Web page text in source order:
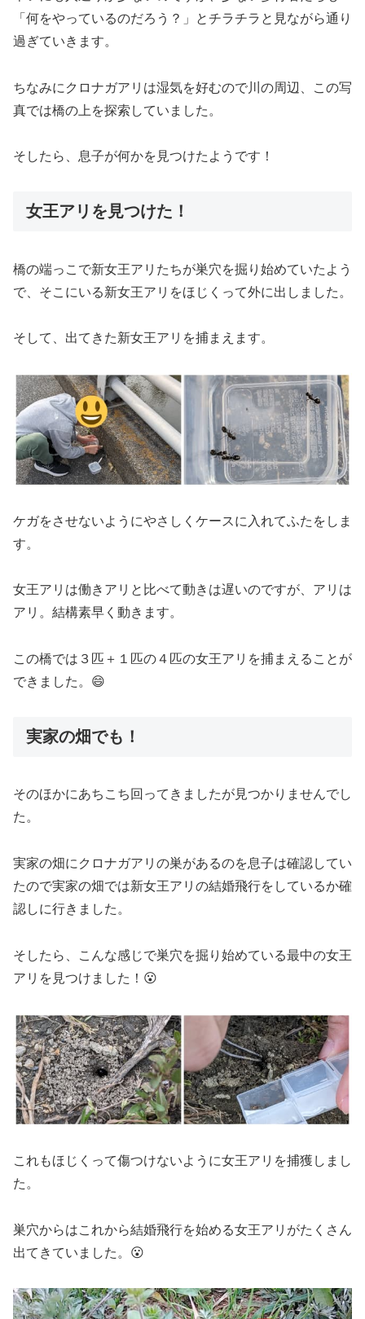
「何をやっているのだろう？」とチラチラと見ながら通り
過ぎていきます。
ちなみにクロナガアリは湿気を好むので川の周辺、この写
真では橋の上を探索していました。
そしたら、息子が何かを見つけたようです！
女王アリを見つけた！
橋の端っこで新女王アリたちが巣穴を掘り始めていたよう
で、そこにいる新女王アリをほじくって外に出しました。
そして、出てきた新女王アリを捕まえます。
ケガをさせないようにやさしくケースに入れてふたをしま
す。
女王アリは働きアリと比べて動きは遅いのですが、アリは
アリ。結構素早く動きます。
この橋では３匹＋１匹の４匹の女王アリを捕まえることが
できました。😄
実家の畑でも！
そのほかにあちこち回ってきましたが見つかりませんでし
た。
実家の畑にクロナガアリの巣があるのを息子は確認してい
たので実家の畑では新女王アリの結婚飛行をしているか確
認しに行きました。
そしたら、こんな感じで巣穴を掘り始めている最中の女王
アリを見つけました！😮
これもほじくって傷つけないように女王アリを捕獲しまし
た。
巣穴からはこれから結婚飛行を始める女王アリがたくさん
出てきていました。😮